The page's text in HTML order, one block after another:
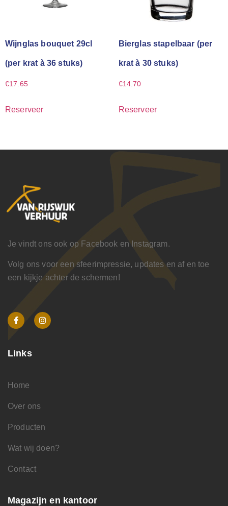
Wijnglas bouquet 29cl
(per krat à 36 stuks)
€17.65
Reserveer
Bierglas stapelbaar (per
krat à 30 stuks)
€14.70
Reserveer
Je vindt ons ook op Facebook en Instagram.
Volg ons voor een sfeerimpressie, updates en af en toe
een kijkje achter de schermen!
Links
Home
Over ons
Producten
Wat wij doen?
Contact
Magazijn en kantoor